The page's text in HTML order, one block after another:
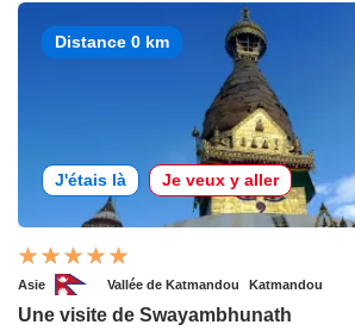
Distance 0 km
J'étais là Je veux y aller
Asie Vallée de Katmandou Katmandou
Une visite de Swayambhunath